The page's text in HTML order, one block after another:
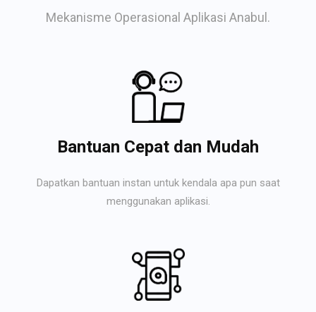
Mekanisme Operasional Aplikasi Anabul.
Bantuan Cepat dan Mudah
Dapatkan bantuan instan untuk kendala apa pun saat
menggunakan aplikasi.